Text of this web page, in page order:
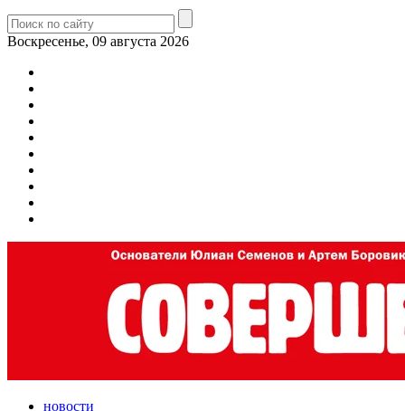
Воскресенье, 09 августа 2026
новости